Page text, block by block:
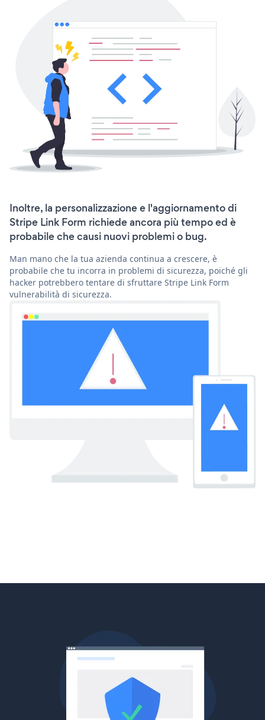
Inoltre, la personalizzazione e l'aggiornamento di
Stripe Link Form richiede ancora più tempo ed è
probabile che causi nuovi problemi o bug.
Man mano che la tua azienda continua a crescere, è
probabile che tu incorra in problemi di sicurezza, poiché gli
hacker potrebbero tentare di sfruttare Stripe Link Form
vulnerabilità di sicurezza.